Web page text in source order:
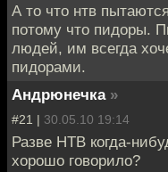
А то что нтв
потому что пидоры.
людей, им всегда
пидорами.
Андрюнечка »
#21 | 30.05.10 19:14
Разве НТВ когда-
хорошо говорило?